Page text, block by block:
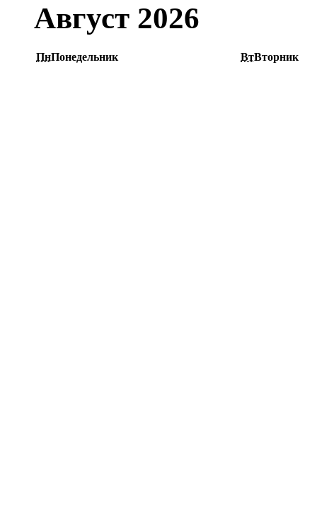
Август 2026
ПнПонедельник ВтВторник